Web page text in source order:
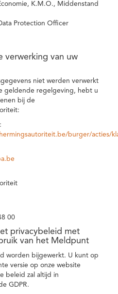
K.M.O., Middenstand
Protection Officer
verwerking van uw
niet werden verwerkt
geldende regelgeving, hebt u
bij de
:
burger/acties/
00
privacybeleid met
van het Meldpunt
worden bijgewerkt. U kunt op
versie op onze website
beleid zal altijd in
GDPR.